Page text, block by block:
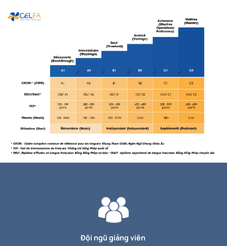
Đội ngũ giảng viên